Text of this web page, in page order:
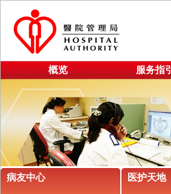
概览 服务指引
病友中心 医护天地